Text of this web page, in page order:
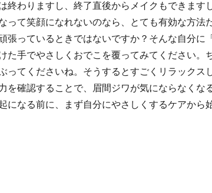
終わりますし、終了直後からメイクもできます
って笑顔になれないのなら、とても有効な方法
張っているときではないですか？そんな自分に
た手でやさしくおでこを覆ってみてください。
ってくださいね。そうするとすごくリラックス
を確認することで、眉間ジワが気にならなくな
になる前に、まず自分にやさしくするケアから